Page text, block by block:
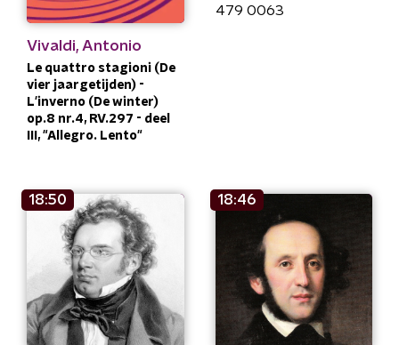
Vivaldi, Antonio
Le quattro stagioni (De
vier jaargetijden) -
L'inverno (De winter)
op.8 nr.4, RV.297 - deel
III, "Allegro. Lento"
479 0063
18:50 18:46